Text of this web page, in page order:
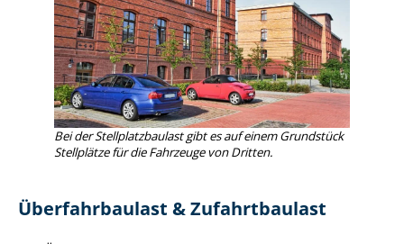
Bei der Stell­platz­bau­last gibt es auf einem Grundstück
Stellplätze für die Fahrzeuge von Dritten.
Überfahrbaulast & Zufahrtbaulast